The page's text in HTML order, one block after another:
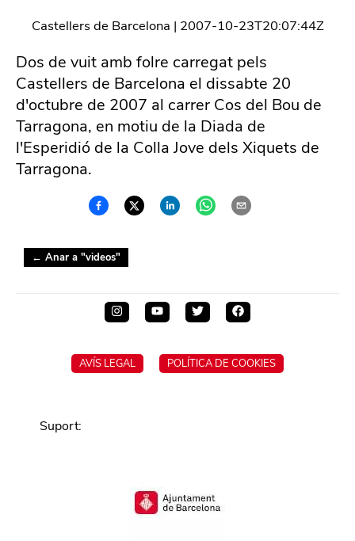
Castellers de Barcelona | 2007-10-23T20:07:44Z
Dos de vuit amb folre carregat pels
Castellers de Barcelona el dissabte 20
d'octubre de 2007 al carrer Cos del Bou de
Tarragona, en motiu de la Diada de
l'Esperidió de la Colla Jove dels Xiquets de
Tarragona.
← Anar a "videos"
AVÍS LEGAL POLÍTICA DE COOKIES
Suport: